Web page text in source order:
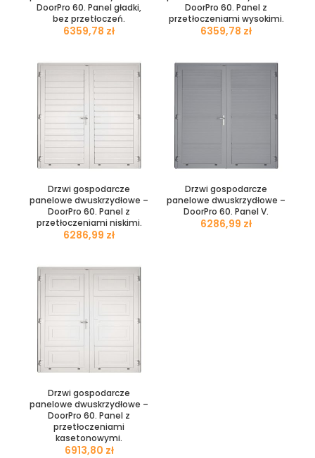
DoorPro 60. Panel gładki,
bez przetłoczeń.
zł
DoorPro 60. Panel z
przetłoczeniami wysokimi.
zł
Drzwi gospodarcze
panelowe dwuskrzydłowe –
DoorPro 60. Panel z
przetłoczeniami niskimi.
zł
Drzwi gospodarcze
panelowe dwuskrzydłowe –
DoorPro 60. Panel V.
zł
Drzwi gospodarcze
panelowe dwuskrzydłowe –
DoorPro 60. Panel z
przetłoczeniami
kasetonowymi.
zł